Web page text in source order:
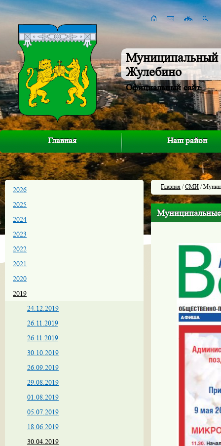
Муниципальный
Жулебино
Официальный сайт
Главная Наш район
2026
2025
2024
2023
2022
2021
2020
2019
24.12.2019
26.11.2019
26.11.2019
30.10.2019
26.09.2019
29.08.2019
01.08.2019
05.07.2019
18.06.2019
30.04.2019
Главная /СМИ /
Муниципальные